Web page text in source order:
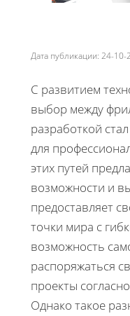
Дата публикации: 24-
С развитием
выбор между
разработкой
для
этих путей
возможности и
предоставляет
точки мира с
возможность
распоряжаться
проекты
Однако такое